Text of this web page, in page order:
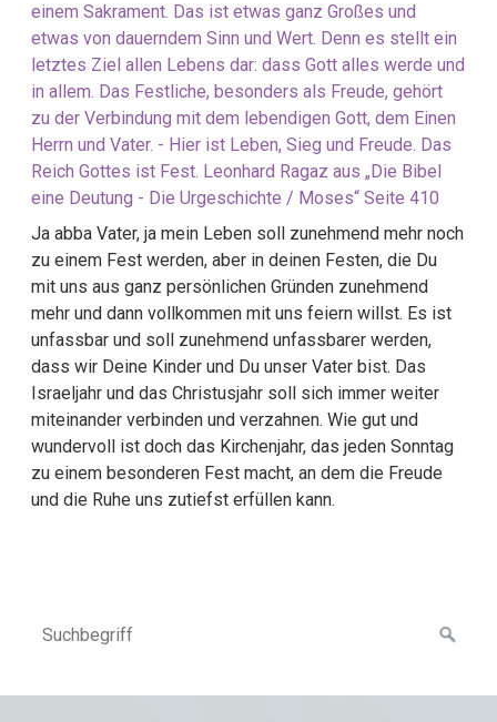
einem Sakrament. Das ist etwas ganz Großes und
etwas von dauerndem Sinn und Wert. Denn es stellt ein
letztes Ziel allen Lebens dar: dass Gott alles werde und
in allem. Das Festliche, besonders als Freude, gehört
zu der Verbindung mit dem lebendigen Gott, dem Einen
Herrn und Vater. - Hier ist Leben, Sieg und Freude. Das
Reich Gottes ist Fest. Leonhard Ragaz aus „Die Bibel
eine Deutung - Die Urgeschichte / Moses“ Seite 410
Ja abba Vater, ja mein Leben soll zunehmend mehr noch
zu einem Fest werden, aber in deinen Festen, die Du
mit uns aus ganz persönlichen Gründen zunehmend
mehr und dann vollkommen mit uns feiern willst. Es ist
unfassbar und soll zunehmend unfassbarer werden,
dass wir Deine Kinder und Du unser Vater bist. Das
Israeljahr und das Christusjahr soll sich immer weiter
miteinander verbinden und verzahnen. Wie gut und
wundervoll ist doch das Kirchenjahr, das jeden Sonntag
zu einem besonderen Fest macht, an dem die Freude
und die Ruhe uns zutiefst erfüllen kann.